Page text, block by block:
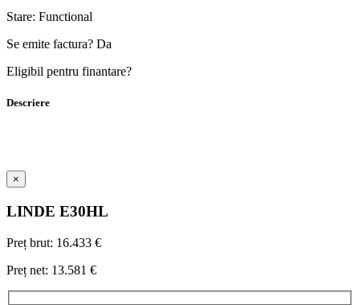
Stare: Functional
Se emite factura? Da
Eligibil pentru finantare?
Descriere
×
LINDE E30HL
Preț brut: 16.433 €
Preț net: 13.581 €